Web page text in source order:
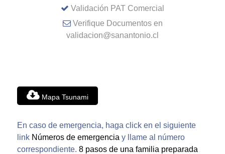
Validación PAT Comercial
Verifique Documentos en
validacion@sanantonio.cl
Mapa Tsunami
En caso de emergencia, haga click en el siguiente
link Números de emergencia y llame al número
correspondiente. 8 pasos de una familia preparada